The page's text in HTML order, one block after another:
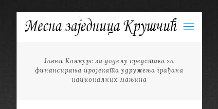
Јавни Конкурс за доделу средстава за
финансирања пројеката удружења грађана
националних мањина